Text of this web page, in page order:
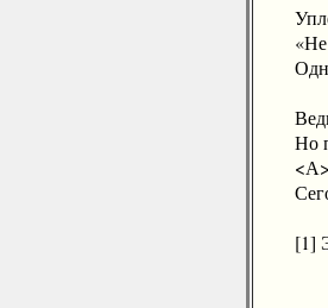
«Не
Ведь
Но
<А>
[1]